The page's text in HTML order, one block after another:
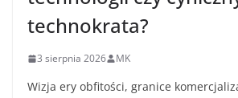
technokrata?
3 sierpnia 2026 MK
Wizja ery obfitości, granice